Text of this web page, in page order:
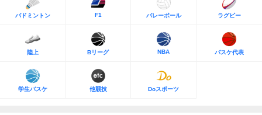
バドミントン F1 バレーボール ラグビー
陸上 Bリーグ NBA バスケ代表
学生バスケ 他競技 Doスポーツ